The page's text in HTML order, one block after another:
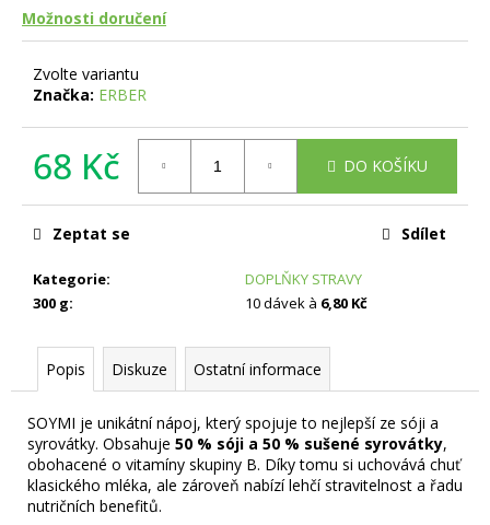
Možnosti doručení
Zvolte variantu
Značka: ERBER
68 Kč DO KOŠÍKU
Kategorie:
DOPLŇKY STRAVY
300 g: 10 dávek à 6,80 Kč
Zeptat se Sdílet
Popis Diskuze Ostatní informace
SOYMI je unikátní nápoj, který spojuje to nejlepší ze sóji a
syrovátky. Obsahuje 50 % sóji a 50 % sušené syrovátky,
obohacené o vitamíny skupiny B. Díky tomu si uchovává chuť
klasického mléka, ale zároveň nabízí lehčí stravitelnost a řadu
nutričních benefitů.
o
r
u
j
e
m
e